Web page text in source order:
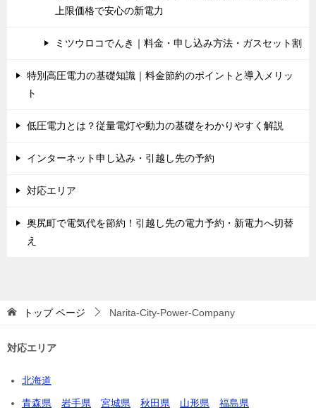
上限価格で安心の新電力
ミツウロコでんき｜料金・申し込み方法・ガスセット割
特別高圧電力の基礎知識｜料金節約のポイントと導入メリッ
ト
低圧電力とは？従量電灯や動力の基礎をわかりやすく解説
インターネット申し込み・引越し先の予約
対応エリア
奥尻町で電気代を節約！引越し先の電力予約・新電力へ切替
え
トップページ Narita-City-Power-Company
対応エリア
北海道
青森県
岩手県 宮城県 秋田県 山形県
福島県